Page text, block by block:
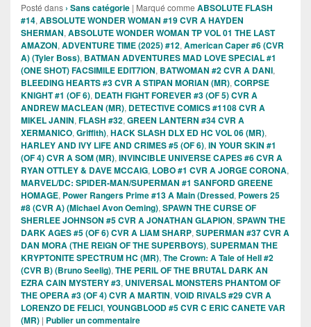
Posté dans › Sans catégorie | Marqué comme ABSOLUTE FLASH
#14, ABSOLUTE WONDER WOMAN #19 CVR A HAYDEN
SHERMAN, ABSOLUTE WONDER WOMAN TP VOL 01 THE LAST
AMAZON, ADVENTURE TIME (2025) #12, American Caper #6 (CVR
A) (Tyler Boss), BATMAN ADVENTURES MAD LOVE SPECIAL #1
(ONE SHOT) FACSIMILE EDIT7ION, BATWOMAN #2 CVR A DANI,
BLEEDING HEARTS #3 CVR A STIPAN MORIAN (MR), CORPSE
KNIGHT #1 (OF 6), DEATH FIGHT FOREVER #3 (OF 5) CVR A
ANDREW MACLEAN (MR), DETECTIVE COMICS #1108 CVR A
MIKEL JANIN, FLASH #32, GREEN LANTERN #34 CVR A
XERMANICO, Griffith), HACK SLASH DLX ED HC VOL 06 (MR),
HARLEY AND IVY LIFE AND CRIMES #5 (OF 6), IN YOUR SKIN #1
(OF 4) CVR A SOM (MR), INVINCIBLE UNIVERSE CAPES #6 CVR A
RYAN OTTLEY & DAVE MCCAIG, LOBO #1 CVR A JORGE CORONA,
MARVEL/DC: SPIDER-MAN/SUPERMAN #1 SANFORD GREENE
HOMAGE, Power Rangers Prime #13 A Main (Dressed, Powers 25
#8 (CVR A) (Michael Avon Oeming), SPAWN THE CURSE OF
SHERLEE JOHNSON #5 CVR A JONATHAN GLAPION, SPAWN THE
DARK AGES #5 (OF 6) CVR A LIAM SHARP, SUPERMAN #37 CVR A
DAN MORA (THE REIGN OF THE SUPERBOYS), SUPERMAN THE
KRYPTONITE SPECTRUM HC (MR), The Crown: A Tale of Hell #2
(CVR B) (Bruno Seelig), THE PERIL OF THE BRUTAL DARK AN
EZRA CAIN MYSTERY #3, UNIVERSAL MONSTERS PHANTOM OF
THE OPERA #3 (OF 4) CVR A MARTIN, VOID RIVALS #29 CVR A
LORENZO DE FELICI, YOUNGBLOOD #5 CVR C ERIC CANETE VAR
(MR) | Publier un commentaire